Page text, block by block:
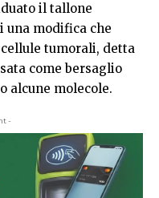
il tallone
una modifica che
tumorali, detta
come bersaglio
alcune molecole.
-